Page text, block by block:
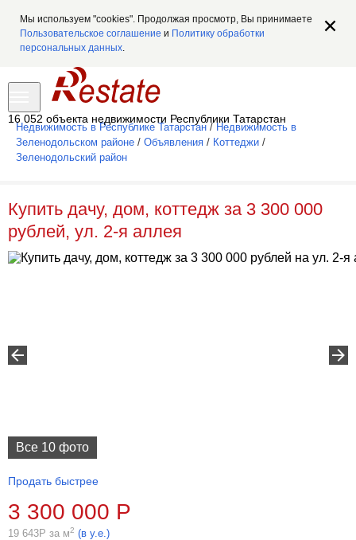
Мы используем "cookies". Продолжая просмотр, Вы принимаете
Пользовательское соглашение и Политику обработки
персональных данных.
16 052 объекта недвижимости Республики Татарстан
Недвижимость в Республике Татарстан / Недвижимость в
Зеленодольском районе / Объявления / Коттеджи /
Зеленодольский район
Купить дачу, дом, коттедж за 3 300 000
рублей, ул. 2-я аллея
Все 10 фото
Продать быстрее
3 300 000 Р
19 643Р за м2 (в у.е.)